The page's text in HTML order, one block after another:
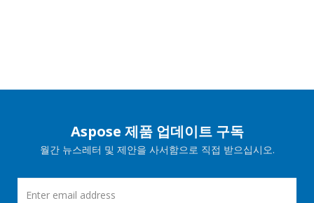
Aspose 제품 업데이트 구독
월간 뉴스레터 및 제안을 사서함으로 직접 받으십시오.